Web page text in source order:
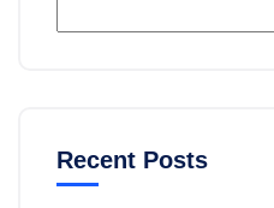
Recent Posts